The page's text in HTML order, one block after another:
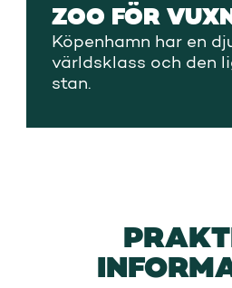
ZOO FÖR
Köpenhamn har en
världsklass och den
stan.